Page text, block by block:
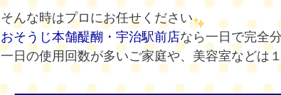
そんな時はプロにお任せください
おそうじ本舗醍醐・宇治駅前店なら一日で完全
一日の使用回数が多いご家庭や、美容室などは